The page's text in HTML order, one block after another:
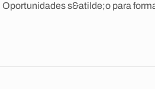
Oportunidades s&atilde;o para